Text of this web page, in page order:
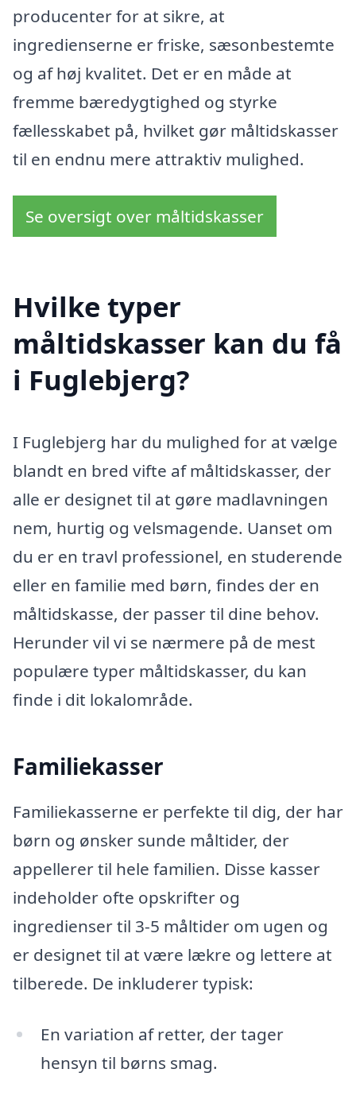
producenter for at sikre, at
ingredienserne er friske, sæsonbestemte
og af høj kvalitet. Det er en måde at
fremme bæredygtighed og styrke
fællesskabet på, hvilket gør måltidskasser
til en endnu mere attraktiv mulighed.
Se oversigt over måltidskasser
Hvilke typer
måltidskasser kan du få
i Fuglebjerg?
I Fuglebjerg har du mulighed for at vælge
blandt en bred vifte af måltidskasser, der
alle er designet til at gøre madlavningen
nem, hurtig og velsmagende. Uanset om
du er en travl professionel, en studerende
eller en familie med børn, findes der en
måltidskasse, der passer til dine behov.
Herunder vil vi se nærmere på de mest
populære typer måltidskasser, du kan
finde i dit lokalområde.
Familiekasser
Familiekasserne er perfekte til dig, der har
børn og ønsker sunde måltider, der
appellerer til hele familien. Disse kasser
indeholder ofte opskrifter og
ingredienser til 3-5 måltider om ugen og
er designet til at være lækre og lettere at
tilberede. De inkluderer typisk:
En variation af retter, der tager
hensyn til børns smag.